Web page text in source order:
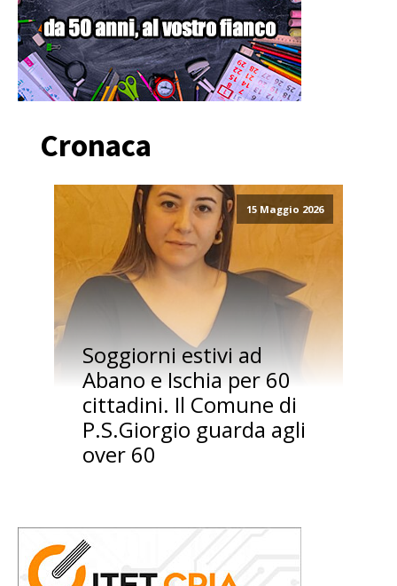
Cronaca
15 Maggio 2026
Soggiorni estivi ad
Abano e Ischia per 60
cittadini. Il Comune di
P.S.Giorgio guarda agli
over 60